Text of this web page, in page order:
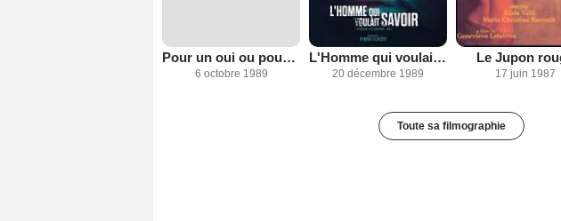
Pour un oui ou pour un non
6 octobre 1989
L'Homme qui voulait savoir
20 décembre 1989
Le Jupon
17 juin 1987
Toute sa filmographie